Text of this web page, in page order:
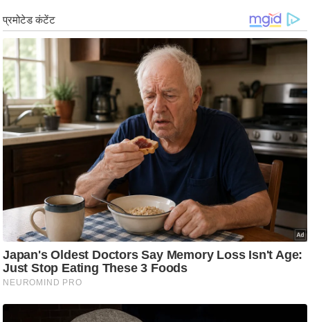
ली
वु
ड
फि
ल्म
स
मी
e
k
i
n
g